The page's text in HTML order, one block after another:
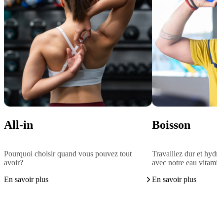
All-in
Pourquoi choisir quand vous pouvez tout
avoir?
En savoir plus
Boisson
Travaillez dur et
avec notre eau
En savoir plus